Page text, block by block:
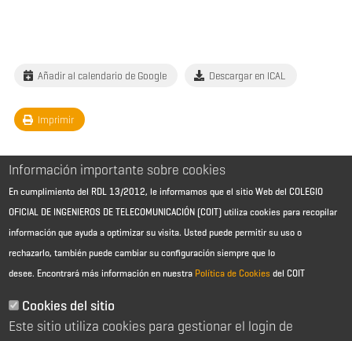
Añadir al calendario de Google Descargar en ICAL
Imprimir
Aviso Legal - Información general
Política de cookies
Política de reembolso
Información importante sobre cookies
En cumplimiento del RDL 13/2012, le informamos que el sitio Web del COLEGIO
OFICIAL DE INGENIEROS DE TELECOMUNICACIÓN (COIT) utiliza cookies para recopilar
información que ayuda a optimizar su visita. Usted puede permitir su uso o
rechazarlo, también puede cambiar su configuración siempre que lo
desee. Encontrará más información en nuestra Política de Cookies del COIT
Cookies del sitio
Este sitio utiliza cookies para gestionar el login de